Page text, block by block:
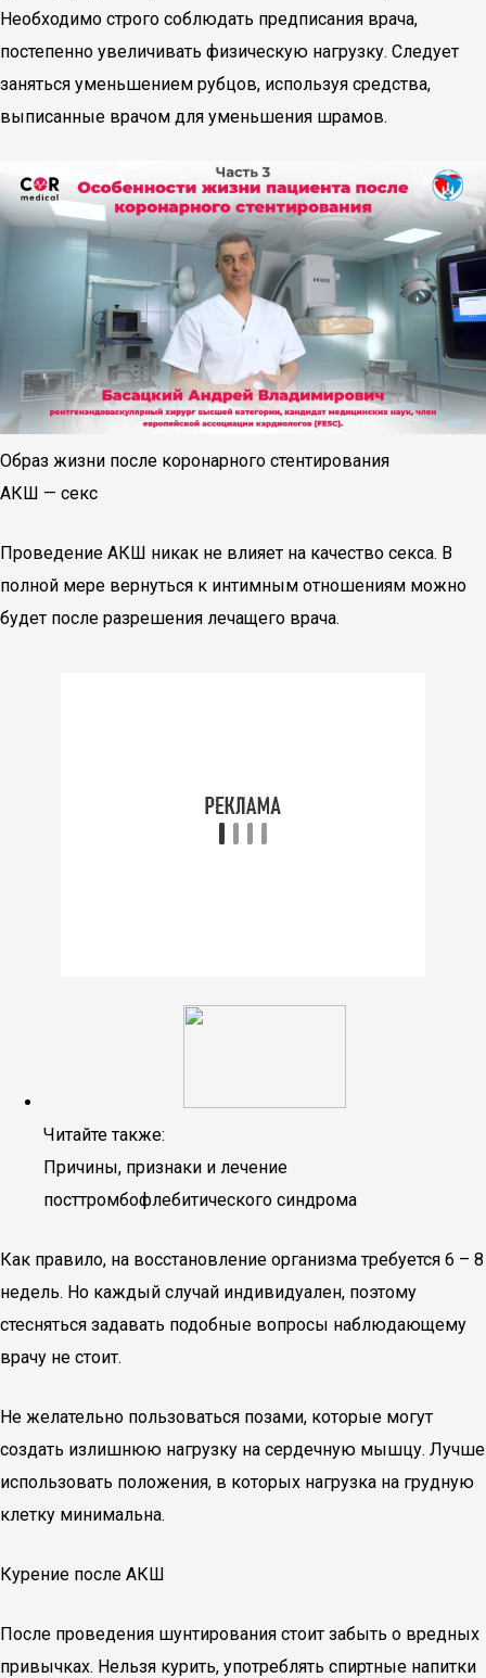
Необходимо строго соблюдать предписания врача,
постепенно увеличивать физическую нагрузку. Следует
заняться уменьшением рубцов, используя средства,
выписанные врачом для уменьшения шрамов.
Образ жизни после коронарного стентирования
АКШ — секс
Проведение АКШ никак не влияет на качество секса. В
полной мере вернуться к интимным отношениям можно
будет после разрешения лечащего врача.
Читайте также:
Причины, признаки и лечение
посттромбофлебитического синдрома
Как правило, на восстановление организма требуется 6 – 8
недель. Но каждый случай индивидуален, поэтому
стесняться задавать подобные вопросы наблюдающему
врачу не стоит.
Не желательно пользоваться позами, которые могут
создать излишнюю нагрузку на сердечную мышцу. Лучше
использовать положения, в которых нагрузка на грудную
клетку минимальна.
Курение после АКШ
После проведения шунтирования стоит забыть о вредных
привычках. Нельзя курить, употреблять спиртные напитки